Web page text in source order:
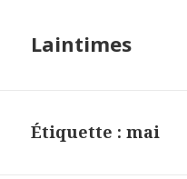
Laintimes
Étiquette :mai